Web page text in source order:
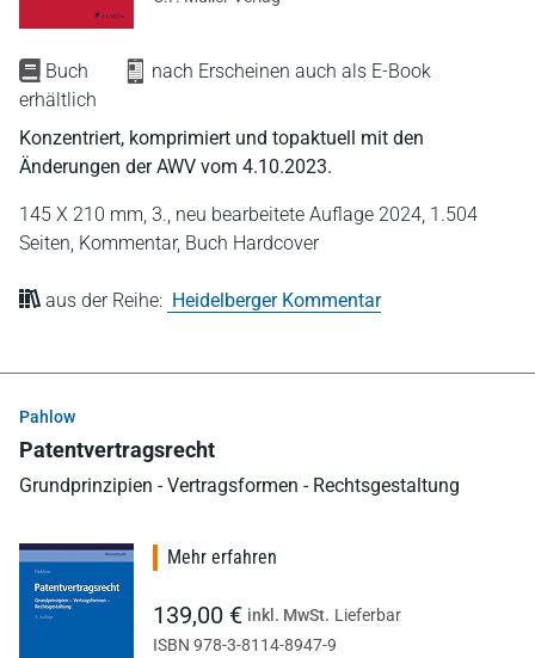
Buch
nach Erscheinen auch als E-Book
erhältlich
Konzentriert, komprimiert und topaktuell mit den
Änderungen der AWV vom 4.10.2023.
145 X 210 mm, 3., neu bearbeitete Auflage 2024, 1.504
Seiten, Kommentar, Buch Hardcover
aus der Reihe: Heidelberger Kommentar
Pahlow
Patentvertragsrecht
Grundprinzipien - Vertragsformen - Rechtsgestaltung
Mehr erfahren
139,00 € inkl. MwSt. Lieferbar
ISBN 978-3-8114-8947-9